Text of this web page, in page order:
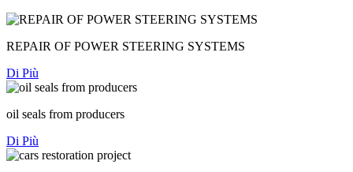
REPAIR OF POWER STEERING SYSTEMS
Di Più
oil seals from producers
Di Più